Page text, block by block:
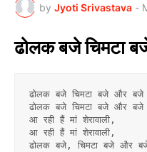
by Jyoti Srivastava -
ढोलक बजे चिमटा
ढोलक बजे चिमटा बजे और बजे
ढोलक बजे चिमटा बजे और बजे
आ रही हैं मां शेरावाली,
आ रही हैं मां शेरावाली,
ढोलक बजे, चिमटा बजे और